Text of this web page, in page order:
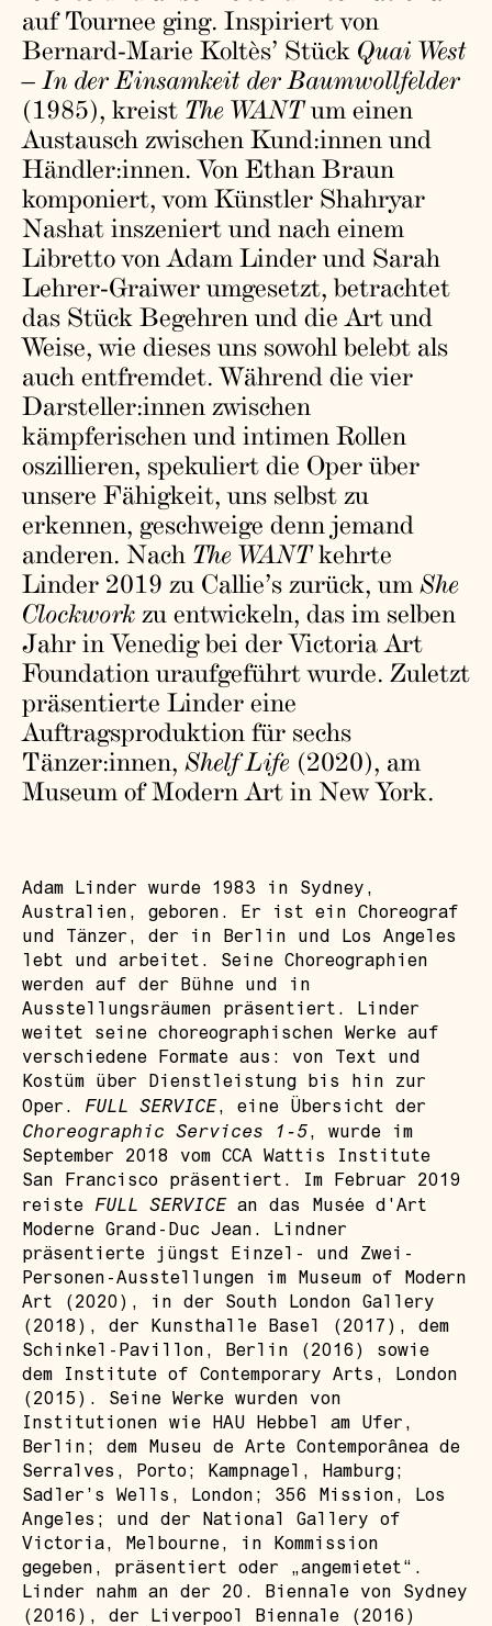
auf Tournee ging. Inspiriert von
Bernard-Marie Koltès’ Stück Quai West
– In der Einsamkeit der Baumwollfelder
(1985), kreist The WANTum einen
Austausch zwischen Kund:innen und
Händler:innen. Von Ethan Braun
komponiert, vom Künstler Shahryar
Nashat inszeniert und nach einem
Libretto von Adam Linder und Sarah
Lehrer-Graiwer umgesetzt, betrachtet
das Stück Begehren und die Art und
Weise, wie dieses uns sowohl belebt als
auch entfremdet. Während die vier
Darsteller:innen zwischen
kämpferischen und intimen Rollen
oszillieren, spekuliert die Oper über
unsere Fähigkeit, uns selbst zu
erkennen, geschweige denn jemand
anderen. Nach The WANTkehrte
Linder 2019 zu Callie’s zurück, um She
Clockwork zu entwickeln, das im selben
Jahr in Venedig bei der Victoria Art
Foundation uraufgeführt wurde. Zuletzt
präsentierte Linder eine
Auftragsproduktion für sechs
Tänzer:innen, Shelf Life (2020), am
Museum of Modern Art in New York.
Adam Linder wurde 1983 in Sydney,
Australien, geboren. Er ist ein Choreograf
und Tänzer, der in Berlin und Los Angeles
lebt und arbeitet. Seine Choreographien
werden auf der Bühne und in
Ausstellungsräumen präsentiert. Linder
weitet seine choreographischen Werke auf
verschiedene Formate aus: von Text und
Kostüm über Dienstleistung bis hin zur
Oper. FULL SERVICE, eine Übersicht der
Choreographic Services 1-5, wurde im
September 2018 vom CCA Wattis Institute
San Francisco präsentiert. Im Februar 2019
reiste FULL SERVICE an das Musée d'Art
Moderne Grand-Duc Jean. Lindner
präsentierte jüngst Einzel- und Zwei-
Personen-Ausstellungen im Museum of Modern
Art (2020), in der South London Gallery
(2018), der Kunsthalle Basel (2017), dem
Schinkel-Pavillon, Berlin (2016) sowie
dem Institute of Contemporary Arts, London
(2015). Seine Werke wurden von
Institutionen wie HAU Hebbel am Ufer,
Berlin; dem Museu de Arte Contemporânea de
Serralves, Porto; Kampnagel, Hamburg;
Sadler’s Wells, London; 356 Mission, Los
Angeles; und der National Gallery of
Victoria, Melbourne, in Kommission
gegeben, präsentiert oder „angemietet“.
Linder nahm an der 20. Biennale von Sydney
(2016), der Liverpool Biennale (2016)